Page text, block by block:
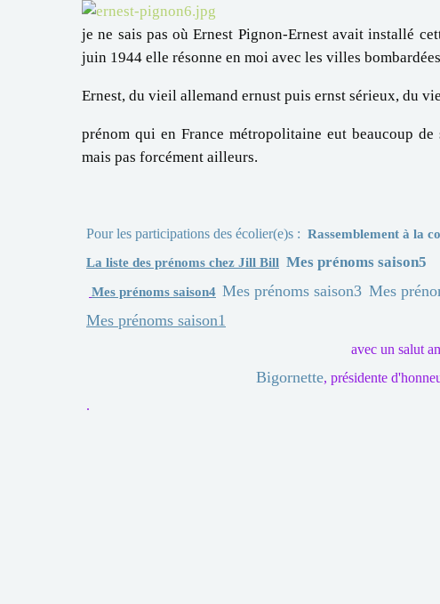
je ne sais pas où Ernest Pignon-Ernest avait installé
juin 1944 elle résonne en moi avec les villes
Ernest, du vieil allemand ernust puis ernst sérieux, du
prénom qui en France métropolitaine eut beaucoup
mais pas forcément ailleurs.
Pour les participations des écolier(e)s : Rassemblement à la
La liste des prénoms chez Jill Bill Mes prénoms saison5
Mes prénoms saison4 Mes prénoms saison3 Mes
Mes prénoms saison1
avec un salut
Bigornette, présidente
.